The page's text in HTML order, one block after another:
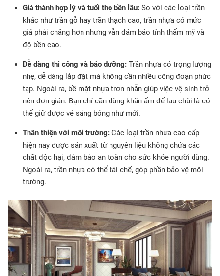
Giá thành hợp lý và tuổi thọ bền lâu: So với các loại trần
khác như trần gỗ hay trần thạch cao, trần nhựa có mức
giá phải chăng hơn nhưng vẫn đảm bảo tính thẩm mỹ và
độ bền cao.
Dễ dàng thi công và bảo dưỡng: Trần nhựa có trọng lượng
nhẹ, dễ dàng lắp đặt mà không cần nhiều công đoạn phức
tạp. Ngoài ra, bề mặt nhựa trơn nhẵn giúp việc vệ sinh trở
nên đơn giản. Bạn chỉ cần dùng khăn ẩm để lau chùi là có
thể giữ được vẻ sáng bóng như mới.
Thân thiện với môi trường: Các loại trần nhựa cao cấp
hiện nay được sản xuất từ nguyên liệu không chứa các
chất độc hại, đảm bảo an toàn cho sức khỏe người dùng.
Ngoài ra, trần nhựa có thể tái chế, góp phần bảo vệ môi
trường.